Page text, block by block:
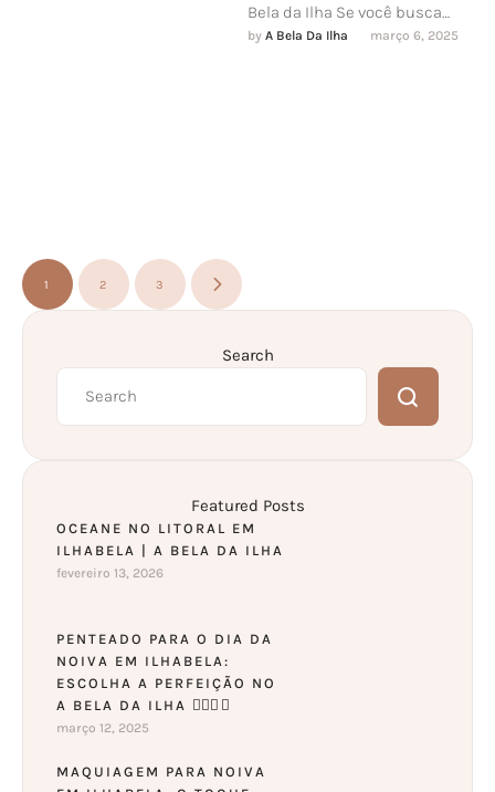
Bela da Ilha Se você busca
uma experiência de puro
by A Bela Da Ilha março 6, 2025
1 2 3
Search
Featured Posts
OCEANE NO LITORAL EM
ILHABELA | A BELA DA ILHA
fevereiro 13, 2026
PENTEADO PARA O DIA DA
NOIVA EM ILHABELA:
ESCOLHA A PERFEIÇÃO NO
A BELA DA ILHA 👰🏼‍♀️✨
março 12, 2025
MAQUIAGEM PARA NOIVA